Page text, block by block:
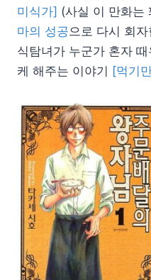
미식가] (사실 이 만화는
마의 성공으로 다시 회
식탐녀가 누군가 혼자
케 해주는 이야기 [먹기